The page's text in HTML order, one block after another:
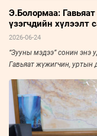
Э.Болормаа:
үзэгчдийн хүлээлт
2026-06-24
“Зууны мэдээ” сонин энэ
Гавьяат жүжигчин, уртын